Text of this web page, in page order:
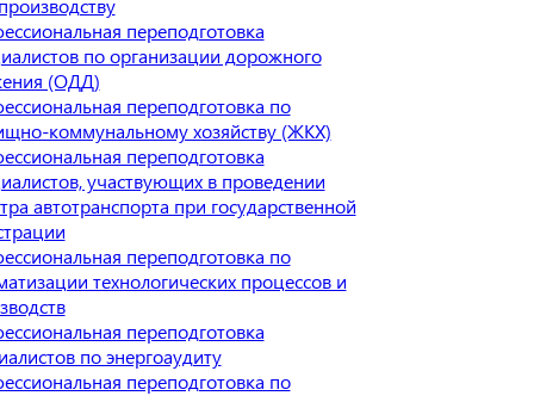
переподготовка
по организации дорожного
(ОДД)
переподготовка по
коммунальному хозяйству (ЖКХ)
переподготовка
участвующих в проведении
автотранспорта при государственной
переподготовка по
технологических процессов и
переподготовка
по энергоаудиту
переподготовка по